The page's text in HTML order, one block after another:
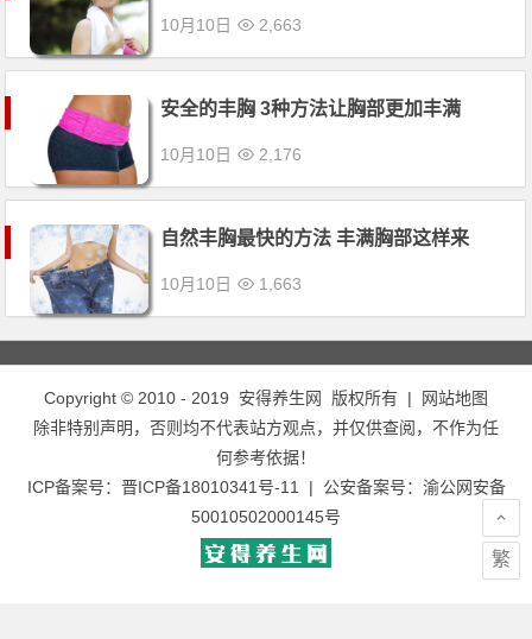
10月10日 2,663
安全的丰胸 3种方法让胸部更加丰满
10月10日 2,176
自然丰胸最快的方法 丰满胸部这样来
10月10日 1,663
Copyright © 2010 - 2019 安得养生网 版权所有 |
网站地图
除非特别声明，否则均不代表站方观点，并仅供查阅，不作为任
何参考依据！
ICP备案号： 晋ICP备18010341号-11 | 公安备案号： 渝公网安备
50010502000145号
繁